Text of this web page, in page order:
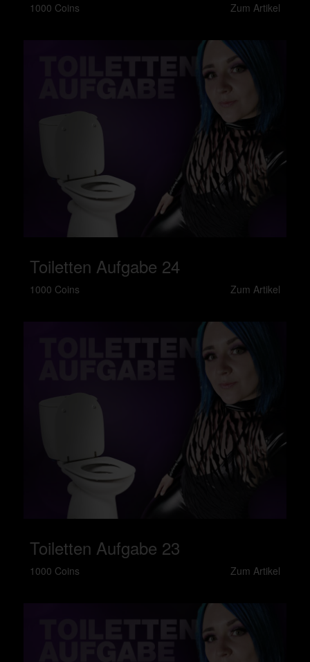
1000 Coins Zum Artikel
Toiletten Aufgabe 24
1000 Coins Zum Artikel
Toiletten Aufgabe 23
1000 Coins Zum Artikel